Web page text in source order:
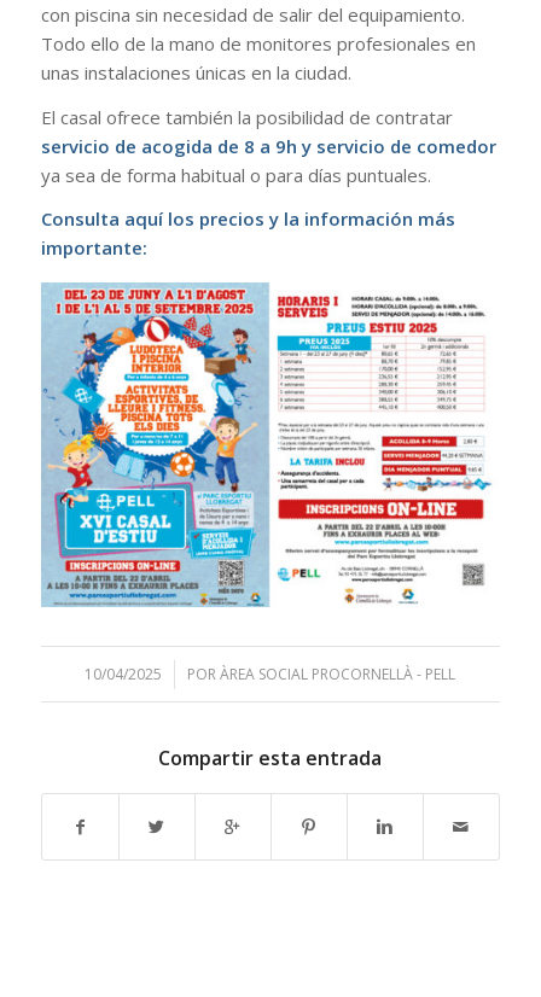
con piscina sin necesidad de salir del equipamiento.
Todo ello de la mano de monitores profesionales en
unas instalaciones únicas en la ciudad.
El casal ofrece también la posibilidad de contratar
servicio de acogida de 8 a 9h y servicio de comedor
ya sea de forma habitual o para días puntuales.
Consulta aquí los precios y la información más
importante:
10/04/2025
/ PORÀREA SOCIAL PROCORNELLÀ - PELL
Compartir esta entrada